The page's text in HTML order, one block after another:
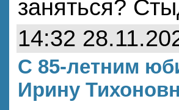
заняться?
14:32
С 85-летним
Ирину